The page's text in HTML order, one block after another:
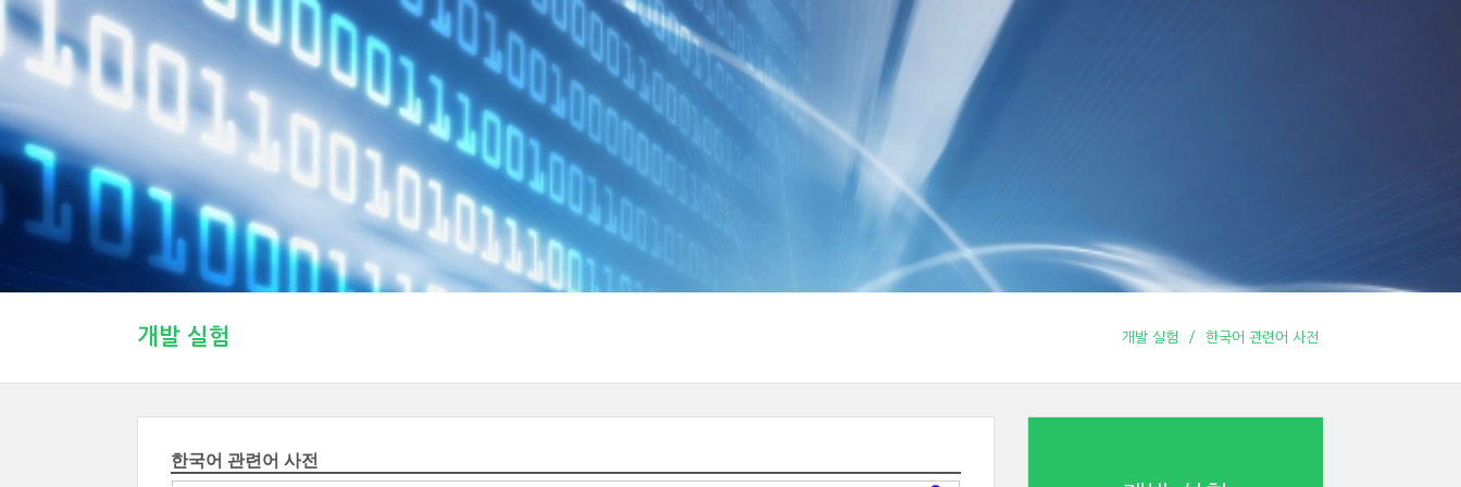
개발 실험 개발 실험 한국어 관련어 사전
한국어 관련어 사전